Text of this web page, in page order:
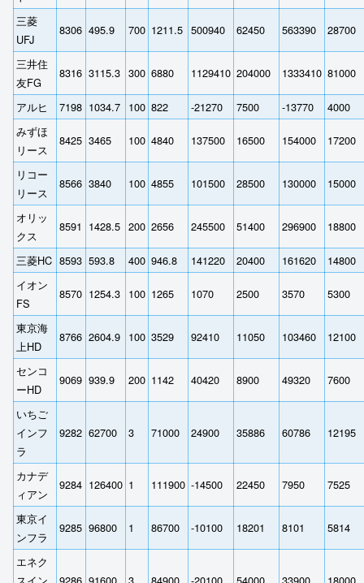
三菱
UFJ
8306 495.9 700 1211.5 500940 62450 563390 28700
三井住
友FG
8316 3115.3 300 6880 1129410 204000 1333410 81000
アルヒ 7198 1034.7 100 822 -21270 7500 -13770
4000
みずほ
リース
8425 3465 100 4840 137500 16500 154000 17200
リコー
リース
8566 3840 100 4855 101500 28500 130000 15000
オリッ
クス
8591 1428.5 200 2656 245500 51400 296900 18800
三菱HC 8593 593.8 400 946.8 141220 20400 161620
14800
イオン
FS
8570 1254.3 100 1265 1070 2500 3570 5300
東京海
上HD
8766 2604.9 100 3529 92410 11050 103460 12100
センコ
ーHD
9069 939.9 200 1142 40420 8900 49320 7600
いちご
インフ
ラ
9282 62700 3 71000 24900 35886 60786 12195
カナデ
ィアン
9284 126400 1 111900 -14500 22450 7950 7525
東京イ
ンフラ
9285 96800 1 86700 -10100 18201 8101 5814
エネク